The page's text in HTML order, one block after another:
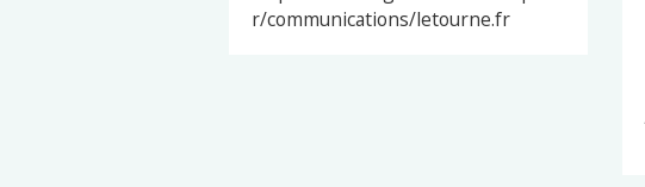
r/communications/letourne.fr